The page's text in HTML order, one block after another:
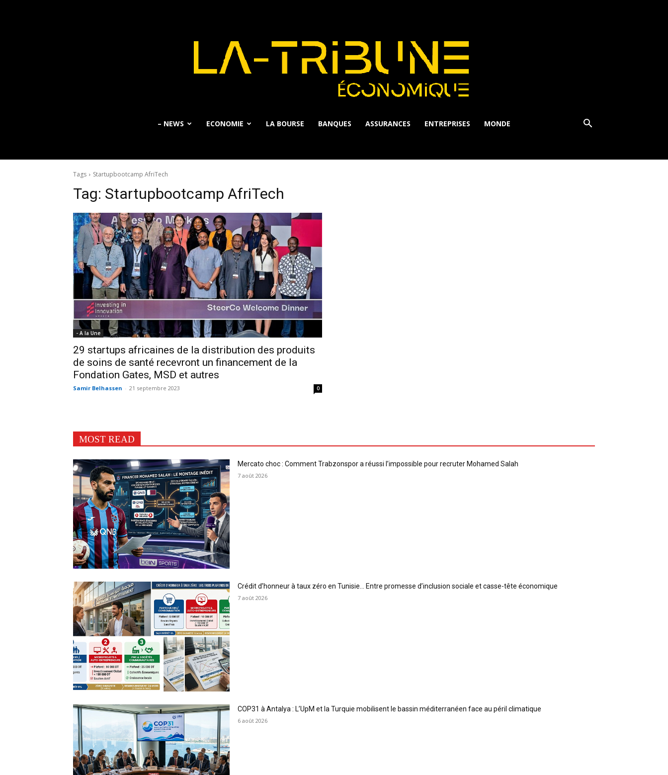
– NEWS ECONOMIE LA BOURSE BANQUES ASSURANCES ENTREPRISES MONDE
Tags Startupbootcamp AfriTech
Tag: Startupbootcamp AfriTech
- A la Une
29 startups africaines de la distribution des produits
de soins de santé recevront un financement de la
Fondation Gates, MSD et autres
Samir Belhassen - 21 septembre 2023 0
MOST READ
Mercato choc : Comment Trabzonspor a réussi l’impossible pour recruter Mohamed Salah
7 août 2026
Crédit d’honneur à taux zéro en Tunisie… Entre promesse d’inclusion sociale et casse-tête économique
7 août 2026
COP31 à Antalya : L’UpM et la Turquie mobilisent le bassin méditerranéen face au péril climatique
6 août 2026